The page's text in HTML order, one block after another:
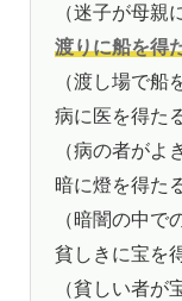
（迷子が母親
渡りに船を得
（渡し場で船
病に医を得た
（病の者がよ
暗に燈を得た
（暗闇の中で
貧しきに宝を
（貧しい者が